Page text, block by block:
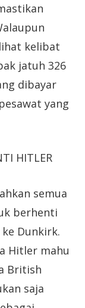
kelibat
jatuh 326
dibayar
yang
HITLER
semua
berhenti
Dunkirk.
Hitler mahu
British
saja